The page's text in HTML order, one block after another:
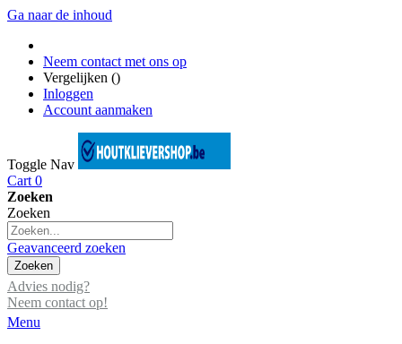
Ga naar de inhoud
Neem contact met ons op
Vergelijken ()
Inloggen
Account aanmaken
Toggle Nav
Cart 0
Zoeken
Zoeken
Geavanceerd zoeken
Zoeken
Advies nodig?
Neem contact op!
Menu